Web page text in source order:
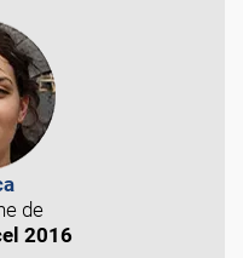
de
2016